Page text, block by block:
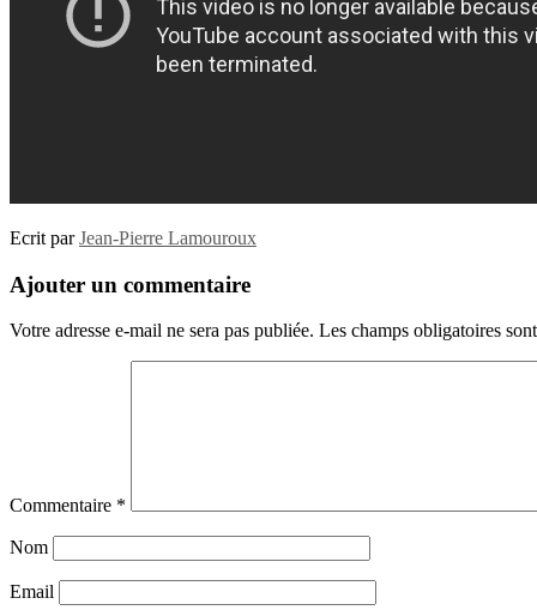
Ecrit parJean-Pierre Lamouroux
Ajouter un commentaire
Votre adresse e-mail ne sera pas publiée. Les champs obligatoires
Commentaire *
Nom
Email